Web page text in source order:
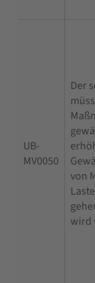
UB-
MV0050
Der
von
wird